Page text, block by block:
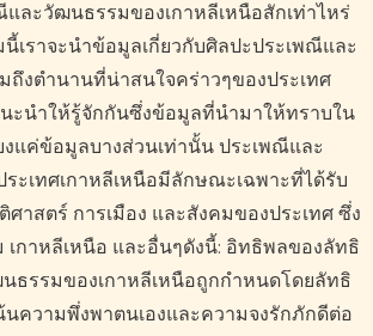
และวัฒนธรรมของเกาหลีเหนือสักเท่าไหร่
เราจะนำข้อมูลเกี่ยวกับศิลปะประเพณีและ
ถึงตำนานที่น่าสนใจคร่าวๆของประเทศ
ะนำให้รู้จักกันซึ่งข้อมูลที่นำมาให้ทราบใน
งแค่ข้อมูลบางส่วนเท่านั้น ประเพณีและ
ะเทศเกาหลีเหนือมีลักษณะเฉพาะที่ได้รับ
าสตร์ การเมือง และสังคมของประเทศ ซึ่ง
เกาหลีเหนือ และอื่นๆดังนี้: อิทธิพลของลัทธิ
ธรรมของเกาหลีเหนือถูกกำหนดโดยลัทธิ
น้นความพึ่งพาตนเองและความจงรักภักดีต่อ